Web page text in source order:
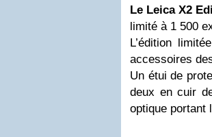
Le Leica X2
limité à 1 500
L’édition
accessoires
Un étui de
deux en cuir
optique portant